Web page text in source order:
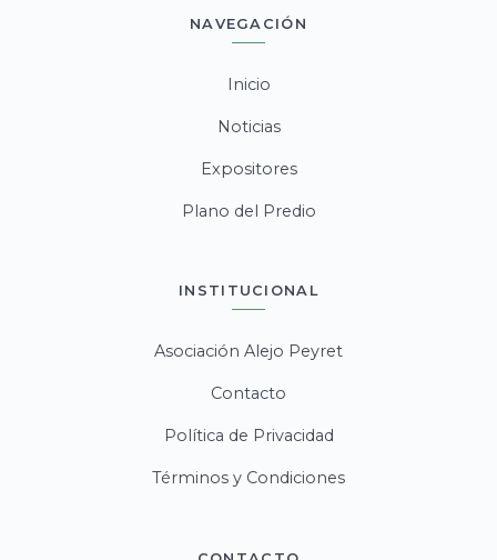
NAVEGACIÓN
Inicio
Noticias
Expositores
Plano del Predio
INSTITUCIONAL
Asociación Alejo Peyret
Contacto
Política de Privacidad
Términos y Condiciones